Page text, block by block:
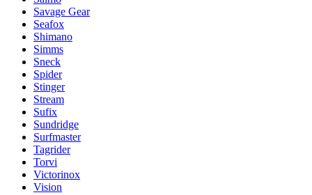
Savage Gear
Seafox
Shimano
Simms
Sneck
Spider
Stinger
Stream
Sufix
Sundridge
Surfmaster
Tagrider
Torvi
Victorinox
Vision